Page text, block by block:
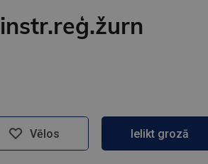
Vēlos Ielikt grozā